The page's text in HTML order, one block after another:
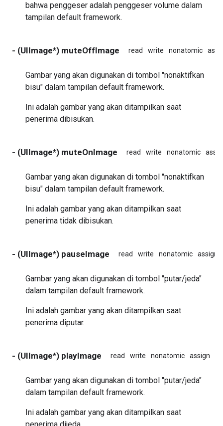
bahwa penggeser adalah penggeser volume dalam
tampilan default framework.
- (UIImage*) muteOffImage read write nonatomic
Gambar yang akan digunakan di tombol "nonaktifkan
bisu" dalam tampilan default framework.
Ini adalah gambar yang akan ditampilkan saat
penerima dibisukan.
- (UIImage*) muteOnImage read write nonatomic
Gambar yang akan digunakan di tombol "nonaktifkan
bisu" dalam tampilan default framework.
Ini adalah gambar yang akan ditampilkan saat
penerima tidak dibisukan.
- (UIImage*) pauseImage read write nonatomic assign
Gambar yang akan digunakan di tombol "putar/jeda"
dalam tampilan default framework.
Ini adalah gambar yang akan ditampilkan saat
penerima diputar.
- (UIImage*) playImage read write nonatomic assign
Gambar yang akan digunakan di tombol "putar/jeda"
dalam tampilan default framework.
Ini adalah gambar yang akan ditampilkan saat